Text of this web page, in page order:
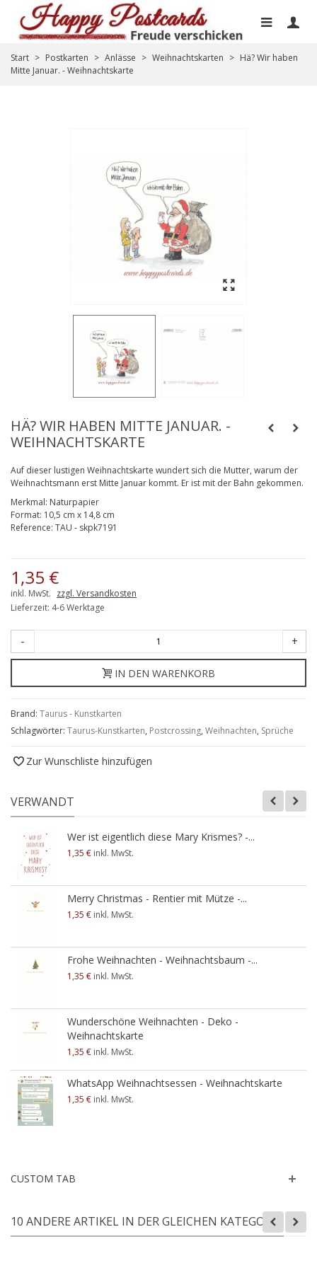
Start > Postkarten > Anlässe > Weihnachtskarten > Hä? Wir haben
Mitte Januar. - Weihnachtskarte
HÄ? WIR HABEN MITTE JANUAR. -
WEIHNACHTSKARTE
Auf dieser lustigen Weihnachtskarte wundert sich die Mutter, warum der
Weihnachtsmann erst Mitte Januar kommt. Er ist mit der Bahn gekommen.
Merkmal: Naturpapier
Format: 10,5 cm x 14,8 cm
Reference: TAU - skpk7191
1,35 €
inkl. MwSt. zzgl. Versandkosten
Lieferzeit: 4-6 Werktage
- +
IN DEN WARENKORB
Brand: Taurus - Kunstkarten
Schlagwörter: Taurus-Kunstkarten, Postcrossing, Weihnachten, Sprüche
Zur Wunschliste hinzufügen
VERWANDT
Wer ist eigentlich diese Mary Krismes? -...
1,35 € inkl. MwSt.
Merry Christmas - Rentier mit Mütze -...
1,35 € inkl. MwSt.
Frohe Weihnachten - Weihnachtsbaum -...
1,35 € inkl. MwSt.
Wunderschöne Weihnachten - Deko -
Weihnachtskarte
1,35 € inkl. MwSt.
WhatsApp Weihnachtsessen - Weihnachtskarte
1,35 € inkl. MwSt.
CUSTOM TAB
10 ANDERE ARTIKEL IN DER GLEICHEN KATEGORIE: